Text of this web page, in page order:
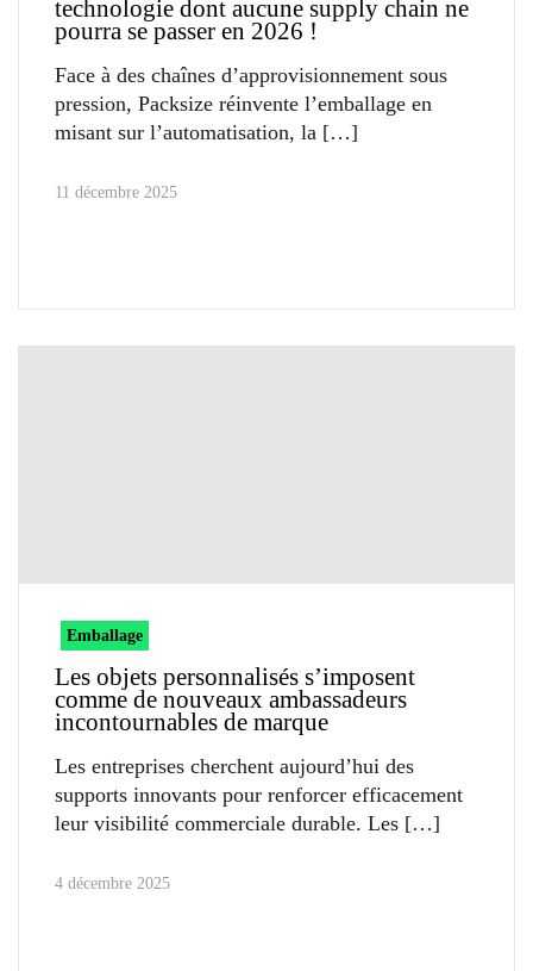
technologie dont aucune supply chain ne
pourra se passer en 2026 !
Face à des chaînes d’approvisionnement sous
pression, Packsize réinvente l’emballage en
misant sur l’automatisation, la
11 décembre 2025
Emballage
Les objets personnalisés s’imposent
comme de nouveaux ambassadeurs
incontournables de marque
Les entreprises cherchent aujourd’hui des
supports innovants pour renforcer efficacement
leur visibilité commerciale durable. Les
4 décembre 2025